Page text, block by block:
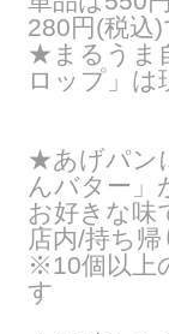
280円(税込
★まるうま
ロップ」は
★あげパン
んバター」
お好きな味
店内/持ち
※10個以上
す